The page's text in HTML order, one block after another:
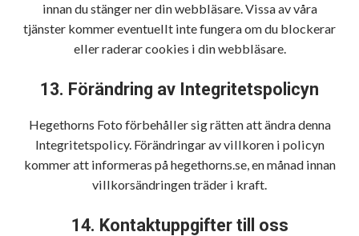
innan du stänger ner din webbläsare. Vissa av våra
tjänster kommer eventuellt inte fungera om du blockerar
eller raderar cookies i din webbläsare.
13. Förändring av Integritetspolicyn
Hegethorns Foto förbehåller sig rätten att ändra denna
Integritetspolicy. Förändringar av villkoren i policyn
kommer att informeras på hegethorns.se, en månad innan
villkorsändringen träder i kraft.
14. Kontaktuppgifter till oss